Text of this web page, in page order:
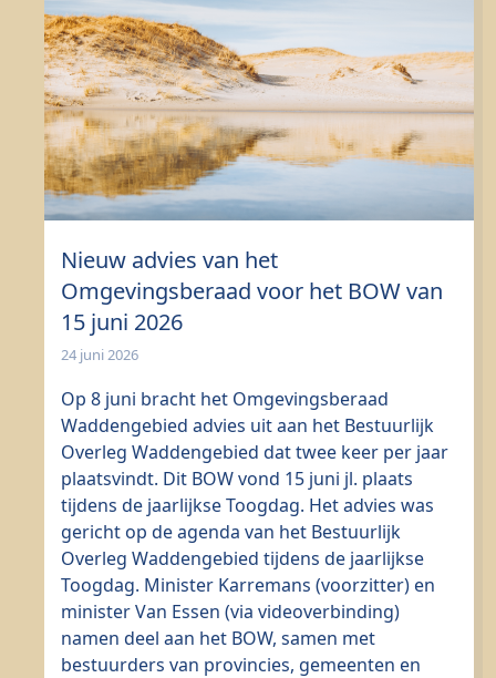
Nieuw advies van het
Omgevingsberaad voor het BOW van
15 juni 2026
24 juni 2026
Op 8 juni bracht het Omgevingsberaad
Waddengebied advies uit aan het Bestuurlijk
Overleg Waddengebied dat twee keer per jaar
plaatsvindt. Dit BOW vond 15 juni jl. plaats
tijdens de jaarlijkse Toogdag. Het advies was
gericht op de agenda van het Bestuurlijk
Overleg Waddengebied tijdens de jaarlijkse
Toogdag. Minister Karremans (voorzitter) en
minister Van Essen (via videoverbinding)
namen deel aan het BOW, samen met
bestuurders van provincies, gemeenten en